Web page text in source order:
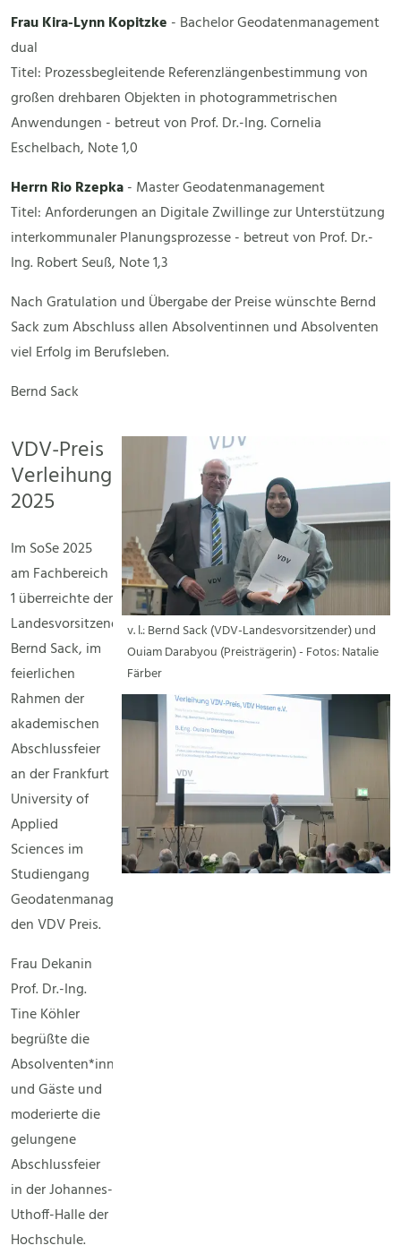
Frau Kira-Lynn Kopitzke - Bachelor Geodatenmanagement
dual
Titel: Prozessbegleitende Referenzlängenbestimmung von
großen drehbaren Objekten in photogrammetrischen
Anwendungen - betreut von Prof. Dr.-Ing. Cornelia
Eschelbach, Note 1,0
Herrn Rio Rzepka- Master Geodatenmanagement
Titel: Anforderungen an Digitale Zwillinge zur Unterstützung
interkommunaler Planungsprozesse - betreut von Prof. Dr.-
Ing. Robert Seuß, Note 1,3
Nach Gratulation und Übergabe der Preise wünschte Bernd
Sack zum Abschluss allen Absolventinnen und Absolventen
viel Erfolg im Berufsleben.
Bernd Sack
v. l.: Bernd Sack (VDV-Landesvorsitzender) und
Ouiam Darabyou (Preisträgerin) - Fotos: Natalie
Färber
VDV-Preis
Verleihung
2025
Im SoSe 2025
am Fachbereich
1 überreichte der
Landesvorsitzende
Bernd Sack, im
feierlichen
Rahmen der
akademischen
Abschlussfeier
an der Frankfurt
University of
Applied
Sciences im
Studiengang
Geodatenmanagement,
den VDV Preis.
Frau Dekanin
Prof. Dr.-Ing.
Tine Köhler
begrüßte die
Absolventen*innen
und Gäste und
moderierte die
gelungene
Abschlussfeier
in der Johannes-
Uthoff-Halle der
Hochschule.